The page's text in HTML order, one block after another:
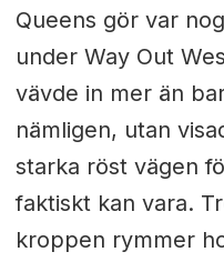
Queens gör var
under Way Out
vävde in mer än
nämligen, utan
starka röst vägen
faktiskt kan vara.
kroppen rymmer